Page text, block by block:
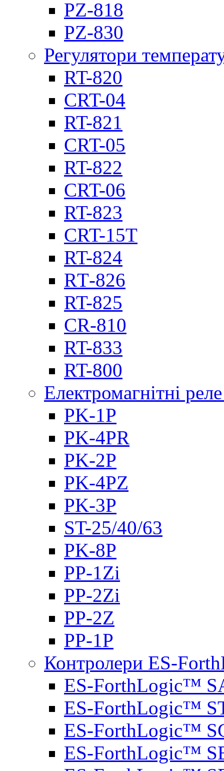
PZ-818
PZ-830
Регулятори
RT-820
CRT-04
RT-821
CRT-05
RT-822
CRT-06
RT-823
CRT-15T
RT-824
RТ-826
RT-825
CR-810
RT-833
RT-800
Електромагнітні
PK-1P
PK-4PR
PK-2Р
PK-4PZ
PK-3Р
ST-25/40/63
PK-8P
PP-1Zi
PP-2Zi
PP-2Z
PP-1P
Контролери ES-
ES-ForthLogic™
ES-ForthLogic™
ES-ForthLogic™
ES-ForthLogic™